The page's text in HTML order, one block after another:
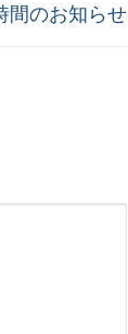
間のお知らせ